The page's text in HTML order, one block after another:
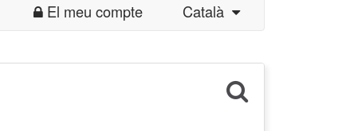
El meu compte Català